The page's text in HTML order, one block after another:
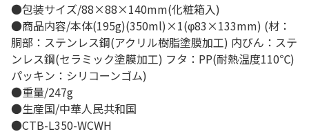
●包装サイズ/88×88×140mm(化粧箱入)
●商品内容/本体(195g)(350ml)×1(φ83×133mm) (材：
胴部：ステンレス鋼(アクリル樹脂塗膜加工) 内びん：ステ
ンレス鋼(セラミック塗膜加工) フタ：PP(耐熱温度110℃)
パッキン：シリコーンゴム)
●重量/247g
●生産国/中華人民共和国
●CTB-L350-WCWH